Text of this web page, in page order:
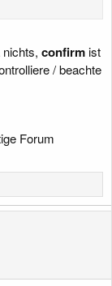
confirmist
/ beachte
Forum